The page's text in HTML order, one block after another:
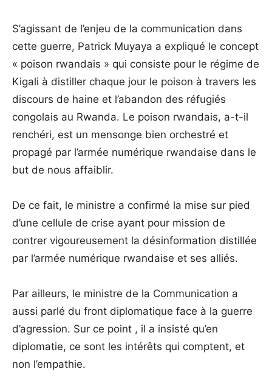
S’agissant de l’enjeu de la communication dans
cette guerre, Patrick Muyaya a expliqué le concept
« poison rwandais » qui consiste pour le régime de
Kigali à distiller chaque jour le poison à travers les
discours de haine et l’abandon des réfugiés
congolais au Rwanda. Le poison rwandais, a-t-il
renchéri, est un mensonge bien orchestré et
propagé par l’armée numérique rwandaise dans le
but de nous affaiblir.
De ce fait, le ministre a confirmé la mise sur pied
d’une cellule de crise ayant pour mission de
contrer vigoureusement la désinformation distillée
par l’armée numérique rwandaise et ses alliés.
Par ailleurs, le ministre de la Communication a
aussi parlé du front diplomatique face à la guerre
d’agression. Sur ce point , il a insisté qu’en
diplomatie, ce sont les intérêts qui comptent, et
non l’empathie.